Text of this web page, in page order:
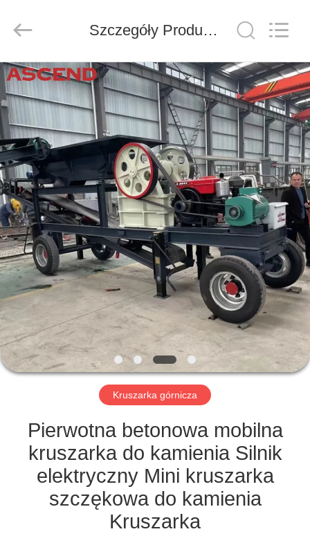
DOM
PRODUKTY
O
NAS
WYCIECZKA
PO
FABRYCE
KONTROLA
JAKOŚCI
SKONTAKTUJ
NAMI
POPROSIĆ
Ltd..
Szczegóły Produktu
Kruszarka górnicza
Pierwotna betonowa mobilna
kruszarka do kamienia Silnik
elektryczny Mini kruszarka
szczękowa do kamienia
Kruszarka